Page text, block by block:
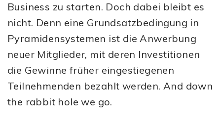
Business zu starten. Doch dabei bleibt es
nicht. Denn eine Grundsatzbedingung in
Pyramidensystemen ist die Anwerbung
neuer Mitglieder, mit deren Investitionen
die Gewinne früher eingestiegenen
Teilnehmenden bezahlt werden. And down
the rabbit hole we go.